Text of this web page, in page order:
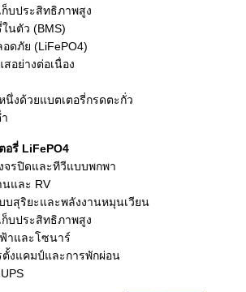
ก็บประสิทธิภาพสูง
นตัว (BMS)
ดภัย (LiFePO4)
อย่างต่อเนื่อง
งด้วยแบตเตอรี่กรดตะกั่ว
อรี่ LiFePO4
จรปิดและทีวีแบบพกพา
นและ RV
บสุริยะและพลังงานหมุนเวียน
ก็บประสิทธิภาพสูง
าและโซนาร์
ตั้งแคมป์และการพักผ่อน